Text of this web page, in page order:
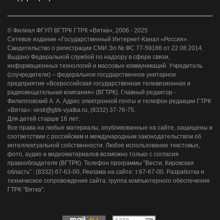
© Филиал ФГУП ВГТРК ГТРК «Вятка», 2006 - 2025
Сетевое издание «Государственный Интернет-Канал «Россия».
Свидетельство о регистрации СМИ Эл № ФС 77-59166 от 22.08.2014.
Выдано Федеральной службой по надзору в сфере связи,
информационных технологий и массовых коммуникаций. Учредитель
(соучредители) – федеральное государственное унитарное
предприятие «Всероссийская государственная телевизионная и
радиовещательная компания» (ВГТРК). Главный редактор -
Филипповский А. А. Адрес электронной почты и телефон редакции ГТРК
«Вятка»: vesti@gtrk-vyatka.ru, (8332) 37-76-75.
Для детей старше 16 лет.
Все права на любые материалы, опубликованные на сайте, защищены в
соответствии с российским и международным законодательством об
интеллектуальной собственности. Любое использование текстовых,
фото, аудио и видеоматериалов возможно только с согласия
правообладателя (ВГТРК). Телефон программы "Вести. Кировская
область" : (8332) 67-63-00, Реклама на сайте: т.67-67-00. Разработка и
техническое сопровождение сайта: группа компьютерного обеспечения
ГТРК "Вятка".